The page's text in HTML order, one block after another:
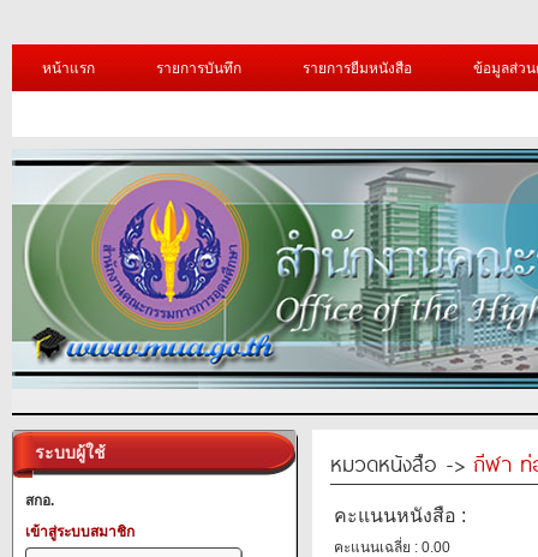
หน้าแรก รายการบันทึก รายการยืมหนังสือ ข้อมูลส่ว
ระบบผู้ใช้
สกอ.
เข้าสู่ระบบสมาชิก
หมวดหนังสือ -> กีฬา ท่
คะแนนหนังสือ :
คะแนนเฉลี่ย : 0.00